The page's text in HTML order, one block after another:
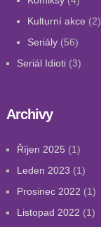
Kulturní akce (2)
Seriály(56)
Seriál Idioti(3)
Archivy
Říjen 2025 (1)
Leden 2023 (1)
Prosinec 2022 (1)
Listopad 2022 (1)